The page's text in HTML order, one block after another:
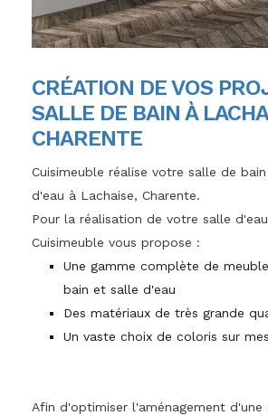
CRÉATION DE VOS
SALLE DE BAIN À
CHARENTE
Cuisimeuble réalise votre salle de
d'eau à Lachaise, Charente.
Pour la réalisation de votre salle
Cuisimeuble vous propose :
Une gamme complète de
bain et salle d'eau
Des matériaux de très grande
Un vaste choix de coloris sur
Afin d'optimiser l'aménagement d'une